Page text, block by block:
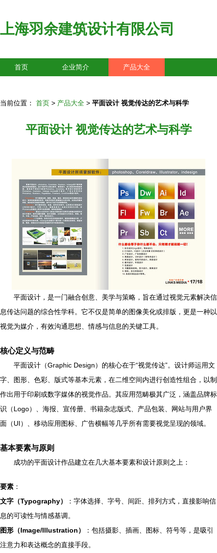
上海羽余建筑设计有限公司
首页 企业简介 产品大全
当前位置： 首页 > 产品大全 > 平面设计 视觉传达的艺术与科学
平面设计 视觉传达的艺术与科学
平面设计，是一门融合创意、美学与策略，旨在通过视觉元素解决信
息传达问题的综合性学科。它不仅是简单的图像美化或排版，更是一种以
视觉为媒介，有效沟通思想、情感与信息的关键工具。
核心定义与范畴
平面设计（Graphic Design）的核心在于“视觉传达”。设计师运用文
字、图形、色彩、版式等基本元素，在二维空间内进行创造性组合，以制
作出用于印刷或数字媒体的视觉作品。其应用范畴极其广泛，涵盖品牌标
识（Logo）、海报、宣传册、书籍杂志版式、产品包装、网站与用户界
面（UI）、移动应用图标、广告横幅等几乎所有需要视觉呈现的领域。
基本要素与原则
成功的平面设计作品建立在几大基本要素和设计原则之上：
要素 ：
文字（Typography）
：字体选择、字号、间距、排列方式，直接影响信
息的可读性与情感基调。
图形（Image/Illustration）
：包括摄影、插画、图标、符号等，是吸引
注意力和表达概念的直接手段。